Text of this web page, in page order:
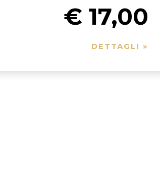
€ 17,00
DETTAGLI »